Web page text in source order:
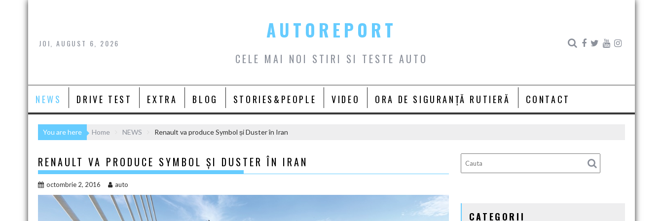
Skip
JOI, AUGUST 6, 2026
AUTOREPORT
CELE MAI NOI STIRI SI TESTE AUTO
NEWS DRIVE TEST EXTRA BLOG STORIES&PEOPLE VIDEO ORA DE SIGURANȚĂ RUTIERĂ CONTACT
You are here Home NEWS Renault va produce Symbol și Duster în Iran
RENAULT VA PRODUCE SYMBOL ȘI DUSTER ÎN IRAN
octombrie 2, 2016 auto
CATEGORII